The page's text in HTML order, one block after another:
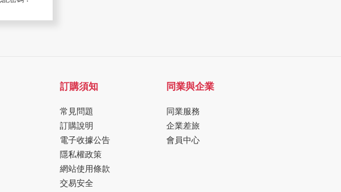
訂購須知
常見問題
訂購說明
電子收據公告
隱私權政策
網站使用條款
交易安全
同業與企業
同業服務
企業差旅
會員中心